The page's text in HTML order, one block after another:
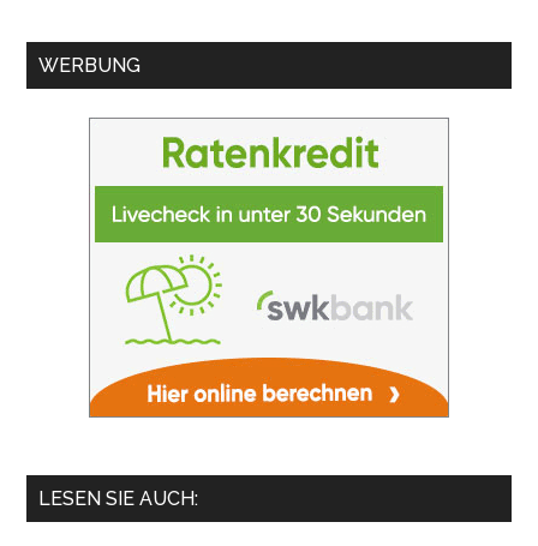
Seitenspalte
WERBUNG
LESEN SIE AUCH: